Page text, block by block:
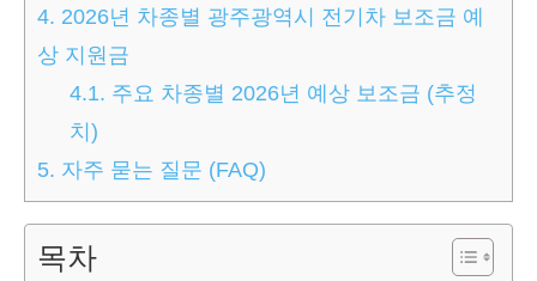
4. 2026년 차종별 광주광역시 전기차 보조금 예
상 지원금
4.1. 주요 차종별 2026년 예상 보조금 (추정
치)
5. 자주 묻는 질문 (FAQ)
목차